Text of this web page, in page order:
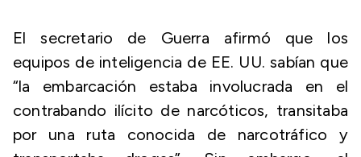
El secretario de Guerra afirmó que los
equipos de inteligencia de EE. UU. sabían que
“la embarcación estaba involucrada en el
contrabando ilícito de narcóticos, transitaba
por una ruta conocida de narcotráfico y